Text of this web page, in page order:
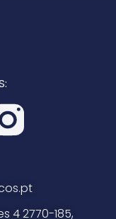
4 2770-185,